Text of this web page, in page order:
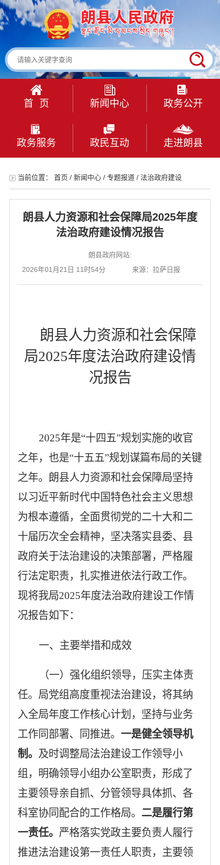
首 页 新闻中心 政务公开
政务服务 政民互动 走进朗县
当前位置： 首页 / 新闻中心/ 专题报道/ 法治政府建设
朗县人力资源和社会保障局2025年度
法治政府建设情况报告
朗县政府网站:
2026年01月21日 11时54分
来源：拉萨日报
朗县人力资源和社会保障
局2025年度法治政府建设情
况报告
2025年是“十四五”规划实施的收官
之年，也是“十五五”规划谋篇布局的关键
之年。朗县人力资源和社会保障局坚持
以习近平新时代中国特色社会主义思想
为根本遵循，全面贯彻党的二十大和二
十届历次全会精神，坚决落实县委、县
政府关于法治建设的决策部署，严格履
行法定职责，扎实推进依法行政工作。
现将我局2025年度法治政府建设工作情
况报告如下：
一、主要举措和成效
（一）强化组织领导，压实主体责
任。 局党组高度重视法治建设，将其纳
入全局年度工作核心计划，坚持与业务
工作同部署、同推进。 一是健全领导机
制 。 及时调整局法治建设工作领导小
组，明确领导小组办公室职责，形成了
主要领导亲自抓、分管领导具体抓、各
科室协同配合的工作格局。 二是履行第
一责任。 严格落实党政主要负责人履行
推进法治建设第一责任人职责，主要领